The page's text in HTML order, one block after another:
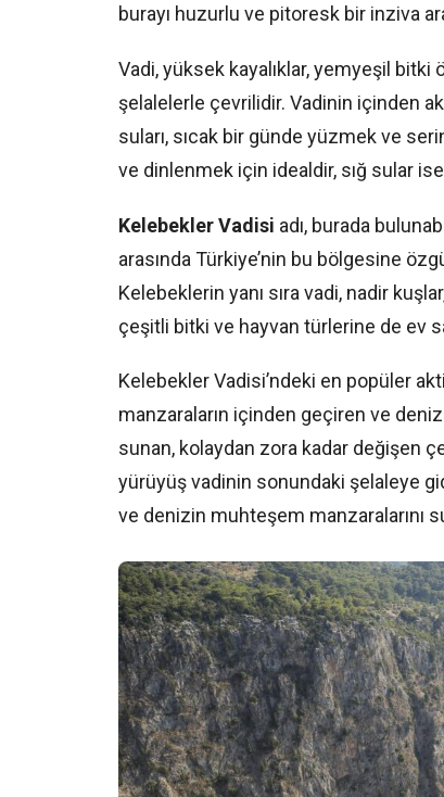
burayı huzurlu ve pitoresk bir inziva
Vadi, yüksek kayalıklar, yemyeşil
şelalelerle çevrilidir. Vadinin içinden
suları, sıcak bir günde yüzmek ve
ve dinlenmek için idealdir, sığ sular
Kelebekler Vadisi adı, burada
arasında Türkiye’nin bu bölgesine
Kelebeklerin yanı sıra vadi, nadir
çeşitli bitki ve hayvan türlerine de ev
Kelebekler Vadisi’ndeki en popüler
manzaraların içinden geçiren ve
sunan, kolaydan zora kadar değişen
yürüyüş vadinin sonundaki şelaleye
ve denizin muhteşem manzaralarını